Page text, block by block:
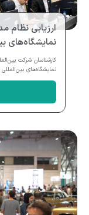
ارزیابی
نمایشگاه‌های
نمایشگاه‌های